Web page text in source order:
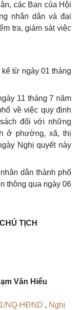
các Ban của Hội
nhân dân và đại
tra, giám sát việc
từ ngày 01 tháng
11 tháng 7 năm
về việc quy định
đối với những
ở phường, xã, thị
Nghị quyết này
dân thành phố
thông qua ngày 06
CHỦ TỊCH
Văn Hiểu
NQ-HĐND , Nghị